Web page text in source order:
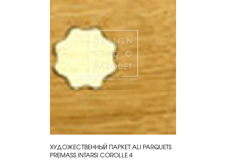
КУПИТЬ
ХУДОЖЕСТВЕННЫЙ ПАРКЕТ ALI PARQUETS
PREMASS INTARSI COROLLE 4